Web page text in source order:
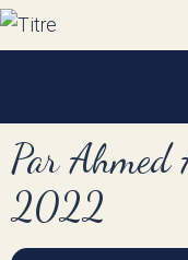
Par
2022